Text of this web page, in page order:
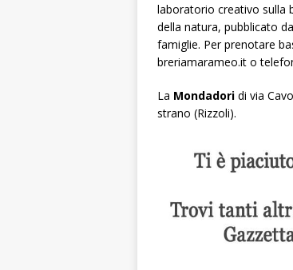
laboratorio creativo sulla
della natura, pubblicato
famiglie. Per prenotare
breriamarameo.it o
La Mondadori di via
strano (Rizzoli).